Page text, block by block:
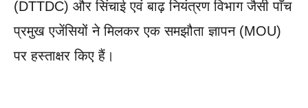
(DTTDC) और सिंचाई एवं बाढ़ नियंत्रण विभाग जैसी पाँच
प्रमुख एजेंसियों ने मिलकर एक समझौता ज्ञापन (MOU)
पर हस्ताक्षर किए हैं।